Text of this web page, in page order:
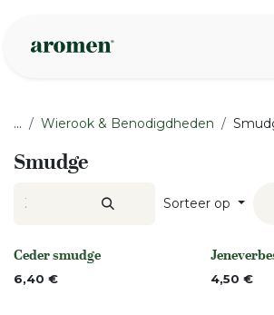
... Wierook & Benodigdheden
Smudge
Sorteer op
None
Ceder smudge
6,40 € None
4,50 €